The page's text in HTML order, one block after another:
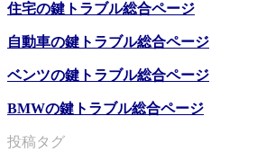
住宅の鍵トラブル総合ページ
自動車の鍵トラブル総合ページ
ベンツの鍵トラブル総合ページ
BMWの鍵トラブル総合ページ
投稿タグ